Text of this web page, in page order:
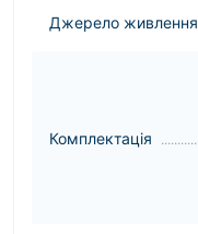
Джерело живлення
Комплектація